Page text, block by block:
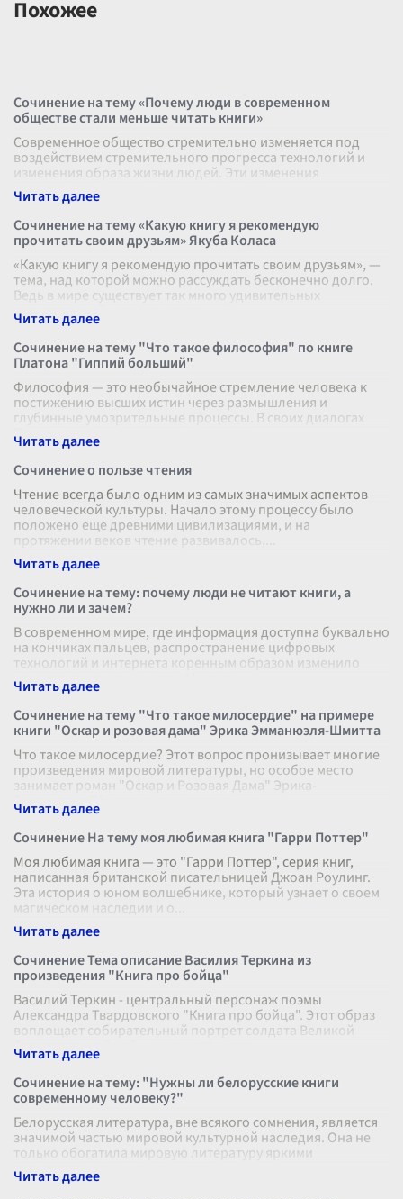
Похожее
Сочинение на тему «Почему люди в современном
обществе стали меньше читать книги»
Современное общество стремительно изменяется под
воздействием стремительного прогресса технологий и
изменения образа жизни людей. Эти изменения
оказывают значительное влияние на мн
Сочинение на тему «Какую книгу я рекомендую
прочитать своим друзьям» Якуба Коласа
«Какую книгу я рекомендую прочитать своим друзьям», —
тема, над которой можно рассуждать бесконечно долго.
Ведь в мире существует так много удивительных
произведений, каждое из кот
Сочинение на тему "Что такое философия" по книге
Платона "Гиппий больший"
Философия — это необычайное стремление человека к
постижению высших истин через размышления и
глубинные умозрительные процессы. В своих диалогах
Платон отражает эту идею с поразите
Сочинение о пользе чтения
Чтение всегда было одним из самых значимых аспектов
человеческой культуры. Начало этому процессу было
положено еще древними цивилизациями, и на
протяжении веков чтение развивалось,
Сочинение на тему: почему люди не читают книги, а
нужно ли и зачем?
В современном мире, где информация доступна буквально
на кончиках пальцев, распространение цифровых
технологий и интернета коренным образом изменило
наше отношение к книгам. Многие
Сочинение на тему "Что такое милосердие" на примере
книги "Оскар и розовая дама" Эрика Эмманюэля-Шмитта
Что такое милосердие? Этот вопрос пронизывает многие
произведения мировой литературы, но особое место
занимает роман "Оскар и Розовая Дама" Эрика-
Эмманюэля Шмитта, где милосердие о
Сочинение На тему моя любимая книга "Гарри Поттер"
Моя любимая книга — это "Гарри Поттер", серия книг,
написанная британской писательницей Джоан Роулинг.
Эта история о юном волшебнике, который узнает о своем
магическом наследии и о
Сочинение Тема описание Василия Теркина из
произведения "Книга про бойца"
Василий Теркин - центральный персонаж поэмы
Александра Твардовского "Книга про бойца". Этот образ
воплощает собирательный портрет солдата Великой
Отечественной войны, олицетворяет
Сочинение на тему: "Нужны ли белорусские книги
современному человеку?"
Белорусская литература, вне всякого сомнения, является
значимой частью мировой культурной наследия. Она не
только обогатила мировую литературу яркими
произведениями, но и сыграла к